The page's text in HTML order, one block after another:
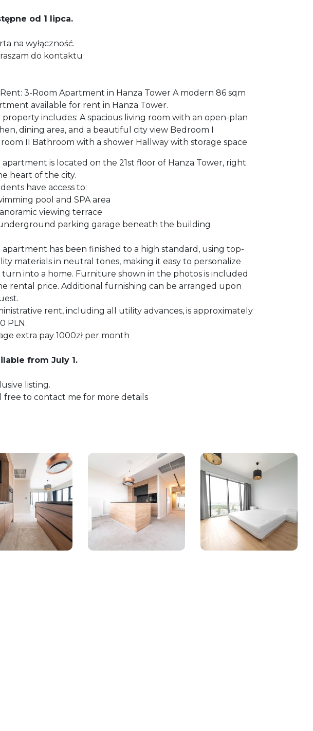
od 1 lipca.
na wyłączność.
do kontaktu
Rent: 3-Room Apartment in Hanza Tower A modern 86 sqm
available for rent in Hanza Tower.
property includes: A spacious living room with an open-plan
dining area, and a beautiful city view Bedroom I
II Bathroom with a shower Hallway with storage space
apartment is located on the 21st floor of Hanza Tower, right
heart of the city.
have access to:
pool and SPA area
viewing terrace
parking garage beneath the building
apartment has been finished to a high standard, using top-
materials in neutral tones, making it easy to personalize
turn into a home. Furniture shown in the photos is included
rental price. Additional furnishing can be arranged upon
rent, including all utility advances, is approximately
PLN.
extra pay 1000zł per month
from July 1.
listing.
free to contact me for more details